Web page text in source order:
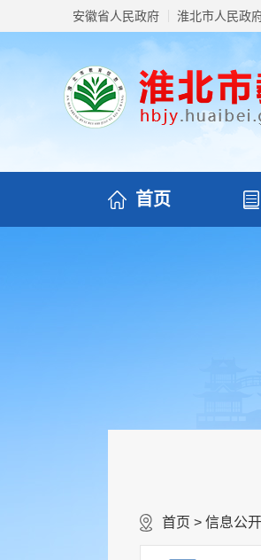
安徽省人民政府 淮北市人民政
首页
首页 > 信息公开